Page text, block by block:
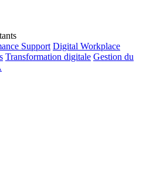
Support Digital Workplace
Transformation digitale Gestion du